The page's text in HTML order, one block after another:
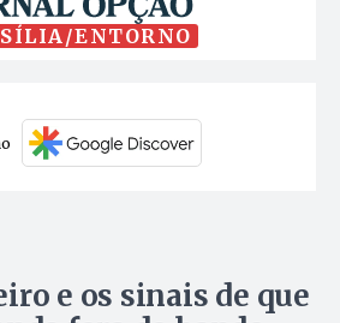
ENTORNO
e os sinais de que